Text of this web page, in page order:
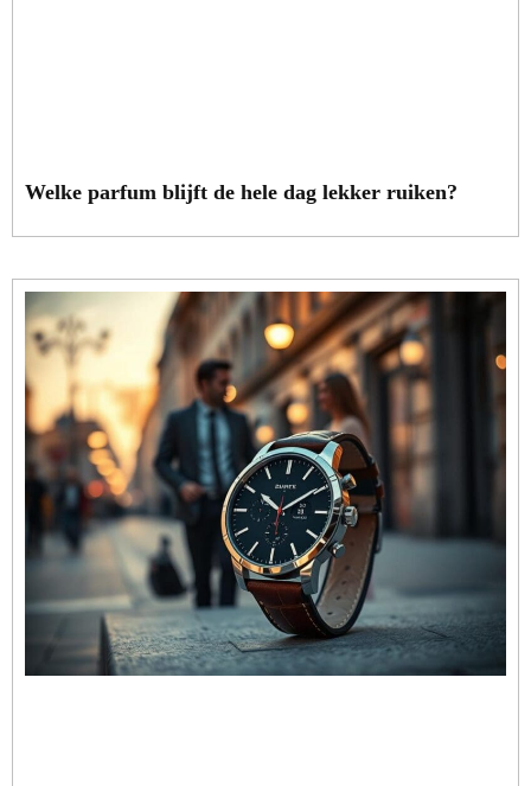
Welke parfum blijft de hele dag lekker ruiken?